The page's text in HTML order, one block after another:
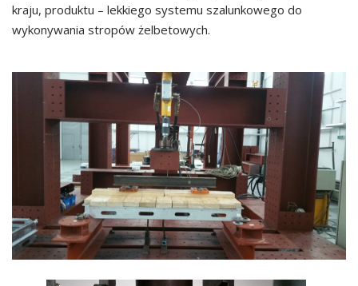
kraju, produktu – lekkiego systemu szalunkowego do
wykonywania stropów żelbetowych.